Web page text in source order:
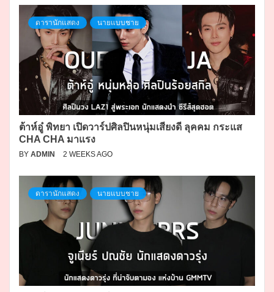
ดารานักแสดง นายแบบชาย
ต้าห์อู๋ พิทยา เปิดวาร์ปศิลปินหนุ่มเสียงดี ลุคคม กระแส
CHA CHA มาแรง
BY ADMIN 2 WEEKS AGO
ดารานักแสดง นายแบบชาย